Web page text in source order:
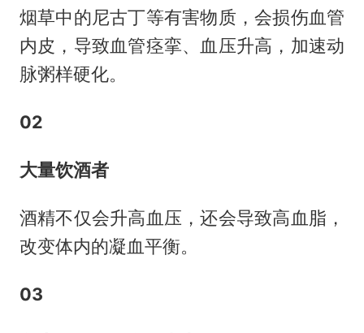
烟草中的尼古丁等有害物质，会损伤血管
内皮，导致血管痉挛、血压升高，加速动
脉粥样硬化。
02
大量饮酒者
酒精不仅会升高血压，还会导致高血脂，
改变体内的凝血平衡。
03